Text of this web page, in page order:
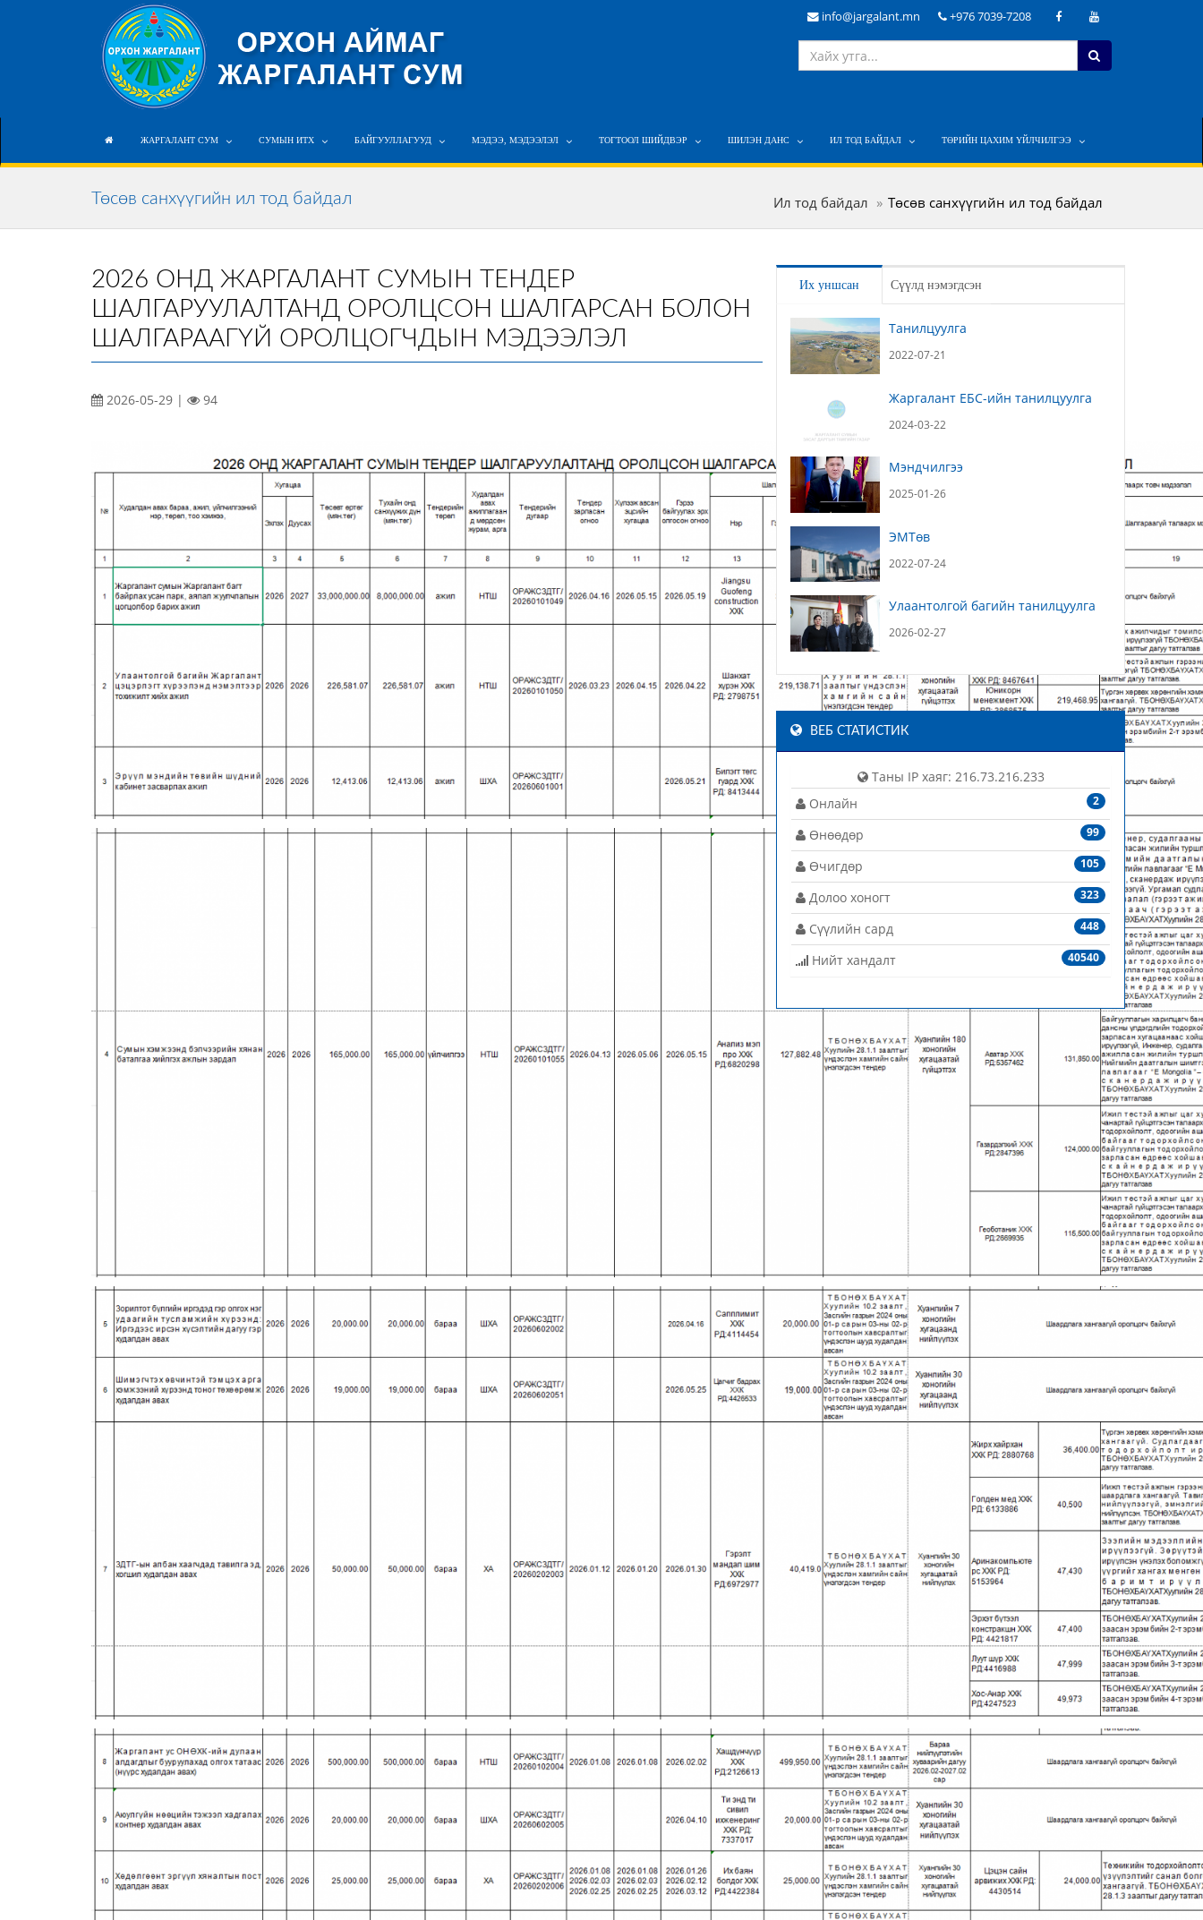
info@jargalant.mn +976 7039-7208
ЖАРГАЛАНТ СУМ СУМЫН ИТХ БАЙГУУЛЛАГУУД МЭДЭЭ, МЭДЭЭЛЭЛ ТОГТООЛ ШИЙДВЭР ШИЛЭН ДАНС ИЛ ТОД БАЙДАЛ ТӨРИЙН ЦАХИМ ҮЙЛЧИЛГЭЭ
Төсөв санхүүгийн ил тод байдал Ил тод байдал Төсөв санхүүгийн ил тод байдал
2026 ОНД ЖАРГАЛАНТ СУМЫН ТЕНДЕР
ШАЛГАРУУЛАЛТАНД ОРОЛЦСОН ШАЛГАРСАН БОЛОН
ШАЛГАРААГҮЙ ОРОЛЦОГЧДЫН МЭДЭЭЛЭЛ
2026-05-29 | 94
Их уншсан Сүүлд нэмэгдсэн
Танилцуулга
2022-07-21
Жаргалант ЕБС-ийн танилцуулга
2024-03-22
Мэндчилгээ
2025-01-26
ЭМТөв
2022-07-24
Улаантолгой багийн танилцуулга
2026-02-27
ВЕБ СТАТИСТИК
Таны IP хаяг: 216.73.216.233
2
Онлайн
99
Өнөөдөр
105
Өчигдөр
323
Долоо хоногт
448
Сүүлийн сард
40540
Нийт хандалт